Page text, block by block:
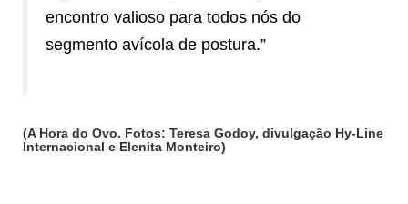
encontro valioso para todos nós do
segmento avícola de postura.”
(A Hora do Ovo. Fotos: Teresa Godoy, divulgação Hy-Line
Internacional e Elenita Monteiro)